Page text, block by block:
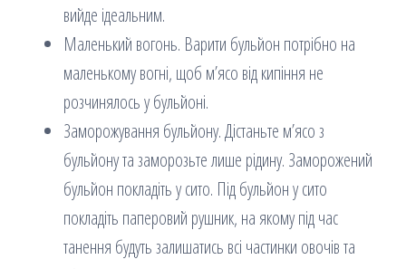
вийде ідеальним.
Маленький вогонь. Варити бульйон потрібно на
маленькому вогні, щоб м’ясо від кипіння не
розчинялось у бульйоні.
Заморожування бульйону. Дістаньте м’ясо з
бульйону та заморозьте лише рідину. Заморожений
бульйон покладіть у сито. Під бульйон у сито
покладіть паперовий рушник, на якому під час
танення будуть залишатись всі частинки овочів та